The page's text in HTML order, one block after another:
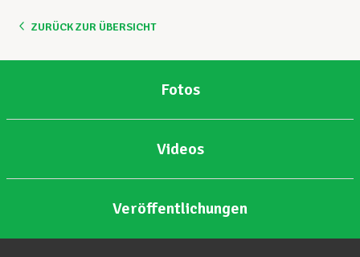
ZURÜCK ZUR ÜBERSICHT
Fotos
Videos
Veröffentlichungen